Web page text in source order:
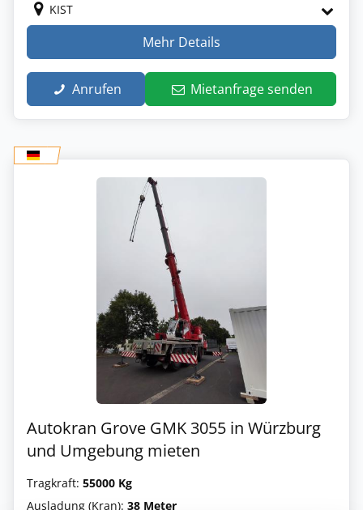
KIST
Mehr Details
Anrufen Mietanfrage senden
Autokran Grove GMK 3055 in Würzburg
und Umgebung mieten
Tragkraft: 55000 Kg
Ausladung (Kran): 38 Meter